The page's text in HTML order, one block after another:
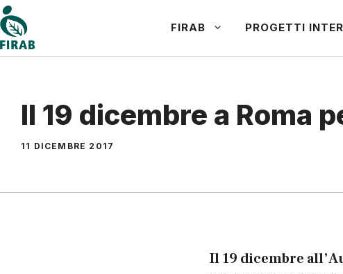
Vai
al
contenuto
FIRAB PROGETTI
Il 19 dicembre a Roma
11 DICEMBRE 2017
Il 19 dicembre